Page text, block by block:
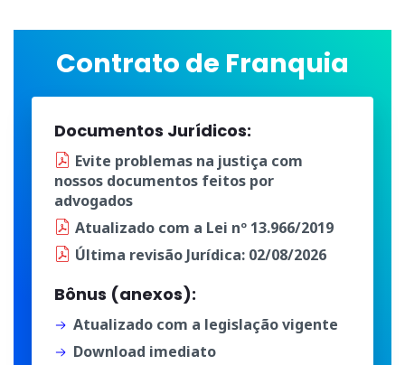
Contrato de Franquia
Documentos Jurídicos:
Evite problemas na justiça com
nossos documentos feitos por
advogados
Atualizado com a Lei nº 13.966/2019
Última revisão Jurídica: 02/08/2026
Bônus (anexos):
Atualizado com a legislação vigente
Download imediato